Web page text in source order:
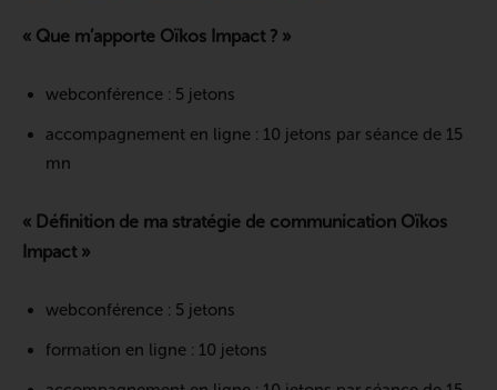
« Que m’apporte Oïkos Impact ? »
webconférence : 5 jetons
accompagnement en ligne : 10 jetons par séance de 15
mn
« Définition de ma stratégie de communication Oïkos
Impact »
webconférence : 5 jetons
formation en ligne : 10 jetons